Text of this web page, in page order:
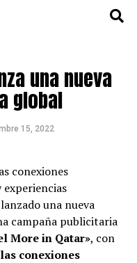
una nueva
global
15, 2022
conexiones
experiencias
una nueva
campaña publicitaria
More in Qatar», con
conexiones